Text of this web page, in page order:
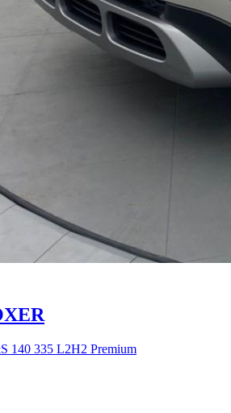
140 335 L2H2 Premium